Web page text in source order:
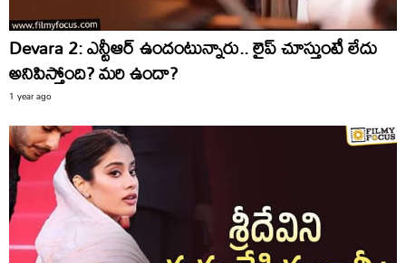
Devara 2: ఎన్టీఆర్‌ ఉందంటున్నారు.. లైప్‌ చూస్తుంటే లేదు
అనిపిస్తోంది? మరి ఉందా?
1 year ago